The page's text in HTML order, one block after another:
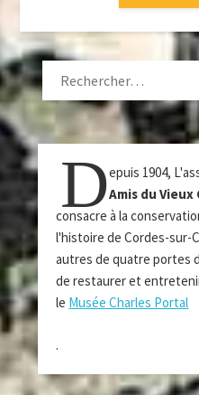
RECHERCHER :
Depuis 1904,
Amis du Vieux
consacre à la
l'histoire de Cordes-sur-
autres de quatre portes
de restaurer et
le Musée Charles Portal
.